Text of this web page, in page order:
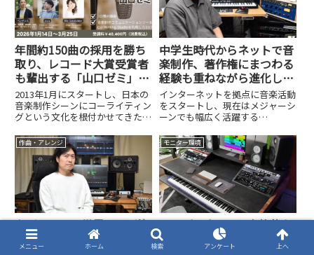
年間約150曲の採用を勝ち
取り、レコード大賞受賞者
も輩出する「山口ゼミ」の
凡人がプロ作曲家になるた
めの仕組み
2013年1月にスタートし、日本の
音楽制作シーンにコーライティン
グという文化を根付かせてきた作
月を1期として活動を続けてきた
この講座が、2025年1月をもっ
て、ついに第50期という大きな節
目を迎えます。その卒業...
中学生時代からネットで音
楽制作、著作権にまつわる
経験も重ねながら進化し続
けるtofubeatsさん
インターネットを拠点に音楽活動
をスタートし、現在はメジャーシ
ーンでも幅広く活躍する
学生の頃から自宅で制作を始め、
ネット掲示板や動画サイトを通じ
て作品を発表し続けてきたといい
ます。近年ではDJ...
作曲・アレンジ
なぜJ-POPは世界で再び注
目されているのか？第一線
モニター環境
SoundMakerから本格的な
DTMデスクが登場。19イ
メニュー ホーム 検索 アンケート 上へ